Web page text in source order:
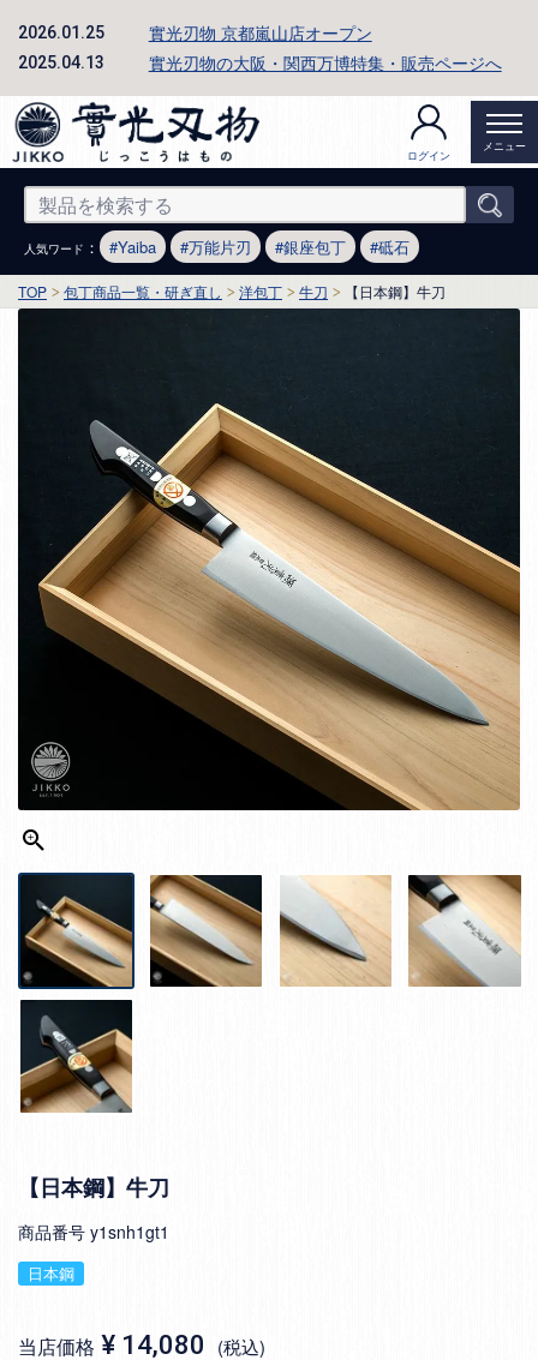
2026.01.25 實光刃物 京都嵐山店オープン
2025.04.13 實光刃物の大阪・関西万博特集・販売ページへ
ログイン
メニュー
人気ワード ： Yaiba 万能片刃 銀座包丁 砥石
TOP 包丁商品一覧・研ぎ直し 洋包丁 牛刀 【日本鋼】牛刀
【日本鋼】牛刀
商品番号 y1snh1gt1
日本鋼
当店価格 ¥ 14,080 税込